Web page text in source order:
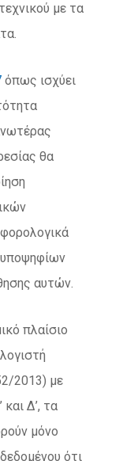
με τα
όπως ισχύει
θα
αυτών.
πλαίσιο
2013) με
Δ’, τα
μόνο
ότι